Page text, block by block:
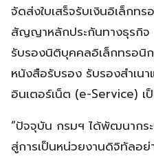
จัดส่งใบเสร็จรับเงินอิเล็กท
สัญญาหลักประกันทางธุรกิจ
รับรองนิติบุคคลอิเล็กทรอนิ
หนังสือรับรอง รับรองสำเนา
อินเตอร์เน็ต (e-Service) เ
“ปัจจุบัน กรมฯ ได้พัฒนากร
สู่การเป็นหน่วยงานดิจิทัลอย่